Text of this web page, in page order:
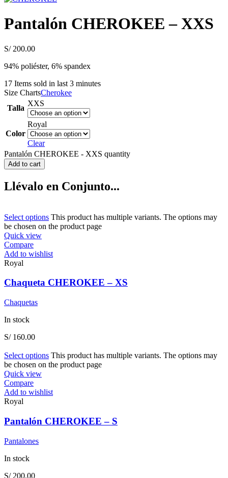
Pantalón CHEROKEE – XXS
S/200.00
94% poliéster, 6% spandex
17 Items sold in last 3 minutes
Size ChartsCherokee
Talla
XXS
Color
Royal
Clear
Pantalón CHEROKEE - XXS quantity
Add to cart
Llévalo en Conjunto...
Select options This product has multiple variants. The options may
be chosen on the product page
Quick view
Compare
Add to wishlist
Royal
Chaqueta CHEROKEE – XS
Chaquetas
In stock
S/160.00
Select options This product has multiple variants. The options may
be chosen on the product page
Quick view
Compare
Add to wishlist
Royal
Pantalón CHEROKEE – S
Pantalones
In stock
S/200.00